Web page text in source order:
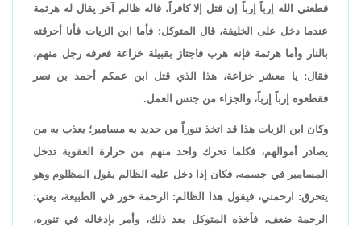
قطعني الله إرباً إرباً إن قتل إلا كافراً، قاله ظالم آخر يقال له هرثمة
عندما دخل على الخليفة، قال المتوكل: فأما ابن الزيات فأنا أحرقته
بالنار وأما هرثمة فإنه هرب فاجتاز بقبيلة خزاعة فعرفه رجل منهم،
فقال: يا معشر خزاعة، هذا الذي قتل ابن عمكم أحمد بن نصر
فقطعوه إرباً إرباً، والجزاء من جنس العمل.
وكان ابن الزيات هذا قد اتخذ تنوراً من حديد به مسامير؛ يعذب به من
يصادر أموالهم، فكلما تحرك واحد منهم من حرارة العقوبة تدخل
المسامير في جسمه، فكان إذا دخل عليه الظالم يقول المظلوم وهو
يتحرق: ارحمني، فيقول هذا الظالم: الرحمة خور في الطبيعة، يعني:
الرحمة ضعف، فأخذه المتوكل بعد ذلك، وأمر بإدخاله في تنوره،